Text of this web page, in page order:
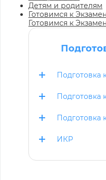
Детям и родителям
Готовимся к
Готовимся к
Подготовка
Подготовка
Подготовка
ИКР